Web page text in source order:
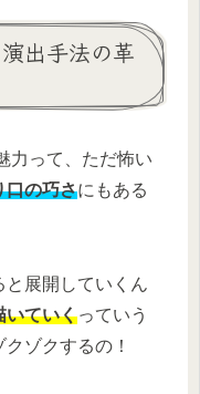
出手法の革
力って、ただ怖い
口の巧さにもある
展開していくん
いていくっていう
ゾクするの！